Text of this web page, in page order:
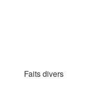
Faits divers